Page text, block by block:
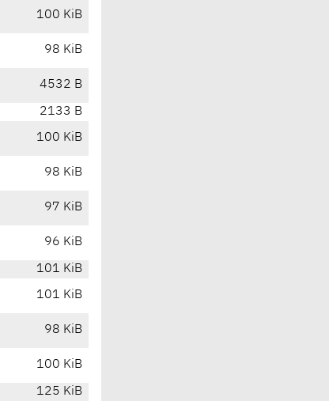
100 KiB
98 KiB
4532 B
2133 B
100 KiB
98 KiB
97 KiB
96 KiB
101 KiB
101 KiB
98 KiB
100 KiB
125 KiB